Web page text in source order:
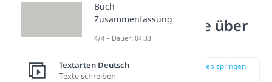
Bekannte Zitate über
die Familie
zur Stelle im Video springen
Buch
Zusammenfassung
4/4 – Dauer: 04:33
Textarten Deutsch
Texte schreiben